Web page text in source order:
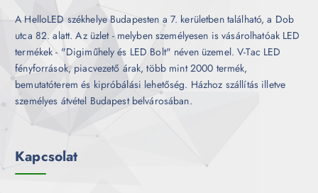
A HelloLED székhelye Budapesten a 7. kerületben található, a Dob
utca 82. alatt. Az üzlet - melyben személyesen is vásárolhatóak LED
termékek - "Digiműhely és LED Bolt" néven üzemel. V-Tac LED
fényforrások, piacvezető árak, több mint 2000 termék,
bemutatóterem és kipróbálási lehetőség. Házhoz szállítás illetve
személyes átvétel Budapest belvárosában.
Kapcsolat